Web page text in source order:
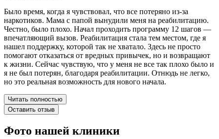
Было время, когда я чувствовал, что все потеряно из-за
наркотиков. Мама с папой вынудили меня на реабилитацию.
Честно, было плохо. Начал проходить программу 12 шагов —
впечатляющий вызов. Реабилитация стала тем местом, где я
нашел поддержку, которой так не хватало. Здесь не просто
помогают отказаться от вредных привычек, но и возвращают
к жизни. Сейчас чувствую, что у меня не все так плохо было и
я не был потерян, благодаря реабилитации. Отнюдь не легко,
но это реальная возможность для нового начала.
Читать полностью
Оставить отзыв
Фото нашей клиники